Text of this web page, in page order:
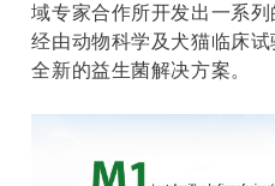
域专家合作所开发出一系列
经由动物科学及犬猫临床
全新的益生菌解决方案。